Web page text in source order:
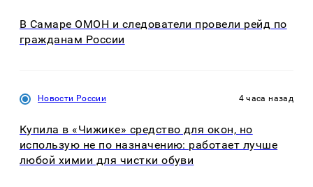
В Самаре ОМОН и следователи провели рейд по
гражданам России
Новости России 4 часа назад
Купила в «Чижике» средство для окон, но
использую не по назначению: работает лучше
любой химии для чистки обуви